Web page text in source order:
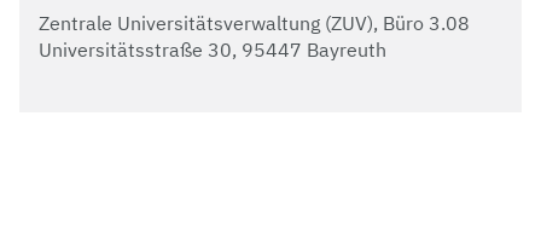
Zentrale Universitätsverwaltung (ZUV), Büro 3.08
Universitätsstraße 30, 95447 Bayreuth